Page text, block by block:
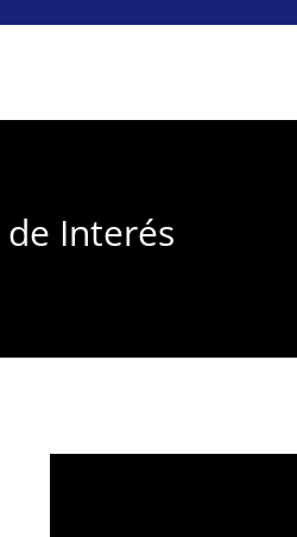
Interés